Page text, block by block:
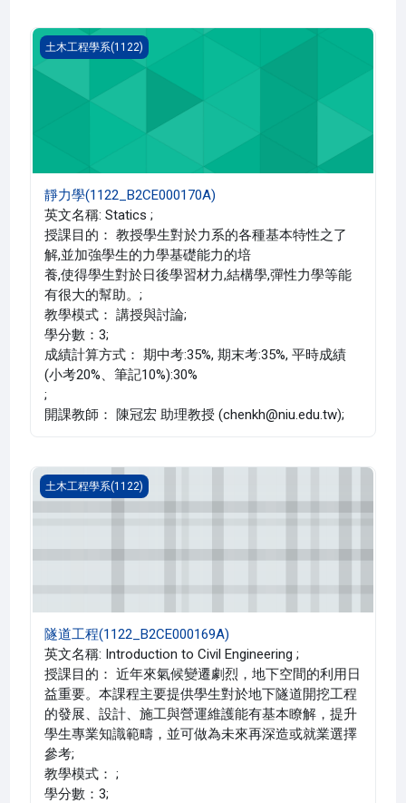
靜力學(1122_B2CE000170A)
土木工程學系(1122)
靜力學(1122_B2CE000170A)
英文名稱: Statics ;
授課目的： 教授學生對於力系的各種基本特性之了
解,並加強學生的力學基礎能力的培
養,使得學生對於日後學習材力,結構學,彈性力學等能
有很大的幫助。;
教學模式： 講授與討論;
學分數：3;
成績計算方式： 期中考:35%, 期末考:35%, 平時成績
(小考20%、筆記10%):30%
;
開課教師： 陳冠宏 助理教授 (chenkh@niu.edu.tw);
隧道工程(1122_B2CE000169A)
土木工程學系(1122)
隧道工程(1122_B2CE000169A)
英文名稱: Introduction to Civil Engineering ;
授課目的： 近年來氣候變遷劇烈，地下空間的利用日
益重要。本課程主要提供學生對於地下隧道開挖工程
的發展、設計、施工與營運維護能有基本瞭解，提升
學生專業知識範疇，並可做為未來再深造或就業選擇
參考;
教學模式： ;
學分數：3;